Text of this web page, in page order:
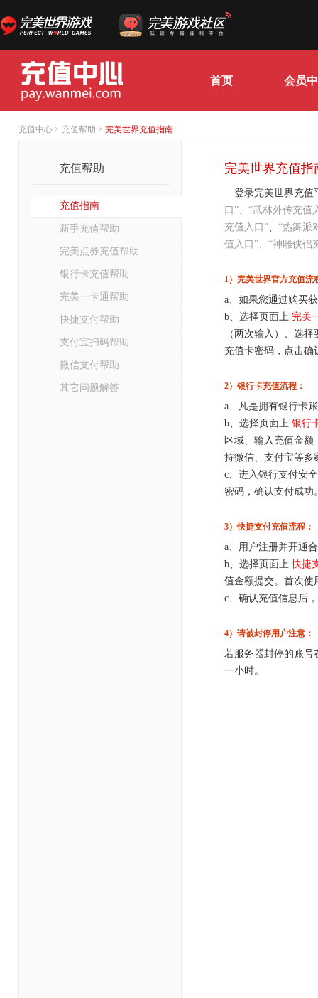
充值中心 > 充值帮助 > 完美世界充值指南
充值帮助
充值指南
新手充值帮助
完美点券充值帮助
银行卡充值帮助
完美一卡通帮助
快捷支付帮助
支付宝扫码帮助
微信支付帮助
其它问题解答
完美世界充值指
登录完美世界充值
口 ”、 “武林外传充值
充值入口 ”、 “热舞派
值入口 ”、 “神雕侠侣
1）完美世界官方充值流
a、如果您通过购买
b、选择页面上 完美
（两次输入）、选
充值卡密码，点击确
2）银行卡充值流程：
a、凡是拥有银行卡
b、选择页面上 银行
区域、输入充值金
持微信、支付宝等多
c、进入银行支付安
密码，确认支付成功
3）快捷支付充值流程：
a、用户注册并开通
b、选择页面上快捷
值金额提交。首次使
c、确认充值信息后
4）请被封停用户注意：
若服务器封停的账号
一小时。